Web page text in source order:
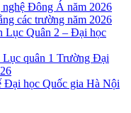
Đông Á năm 2026
các trường năm 2026
Lục Quân 2 – Đại học
Lục quân 1 Trường Đại
Đại học Quốc gia Hà Nội